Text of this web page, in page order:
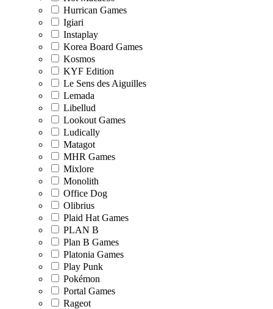
Hurrican Games
Igiari
Instaplay
Korea Board Games
Kosmos
KYF Edition
Le Sens des Aiguilles
Lemada
Libellud
Lookout Games
Ludically
Matagot
MHR Games
Mixlore
Monolith
Office Dog
Olibrius
Plaid Hat Games
PLAN B
Plan B Games
Platonia Games
Play Punk
Pokémon
Portal Games
Rageot